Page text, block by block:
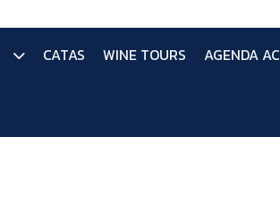
CATAS WINE TOURS AGENDA